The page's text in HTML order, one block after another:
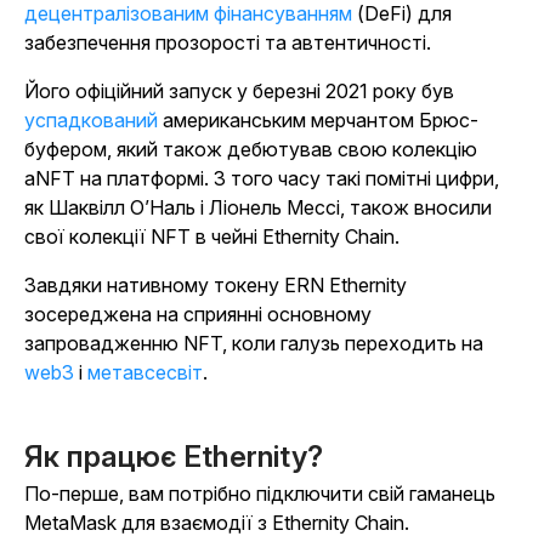
децентралізованим фінансуванням (DeFi) для
забезпечення прозорості та автентичності.
Його офіційний запуск у березні 2021 року був
успадкований американським мерчантом Брюс-
буфером, який також дебютував свою колекцію
aNFT на платформі. З того часу такі помітні цифри,
як Шаквілл О’Наль і Ліонель Мессі, також вносили
свої колекції NFT в чейні Ethernity Chain.
Завдяки нативному токену ERN Ethernity
зосереджена на сприянні основному
запровадженню NFT, коли галузь переходить на
web3 і метавсесвіт.
Як працює Ethernity?
По-перше, вам потрібно підключити свій гаманець
MetaMask для взаємодії з Ethernity Chain.